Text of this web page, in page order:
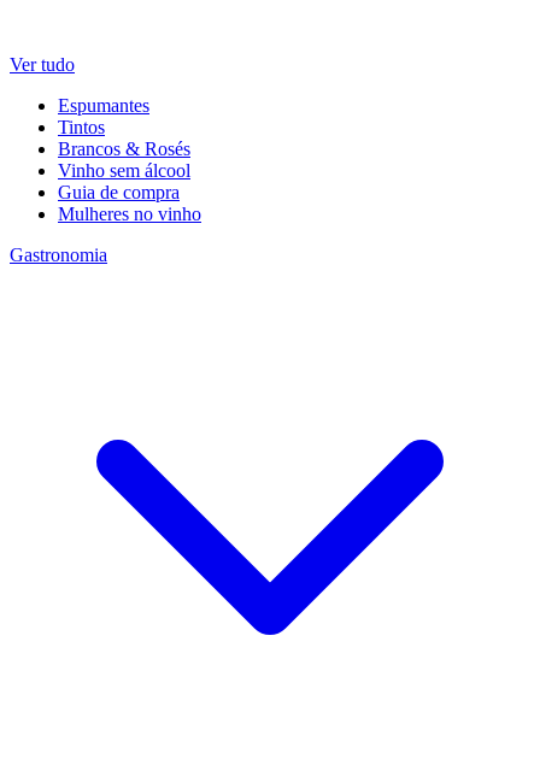
Ver tudo
Espumantes
Tintos
Brancos & Rosés
Vinho sem álcool
Guia de compra
Mulheres no vinho
Gastronomia